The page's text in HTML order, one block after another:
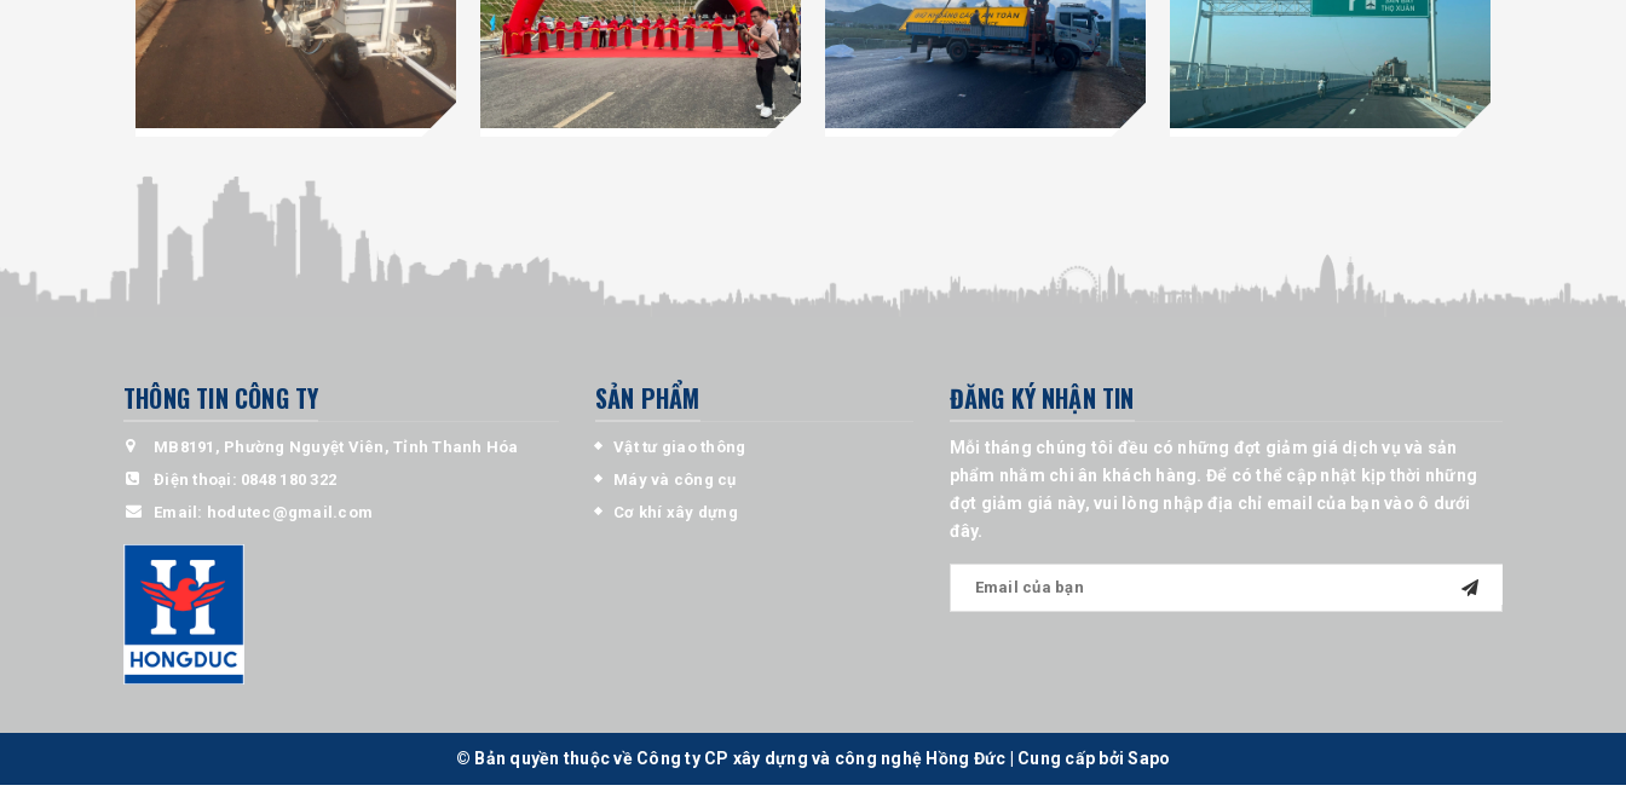
THÔNG TIN CÔNG TY
MB8191, Phường Nguyệt Viên, Tỉnh Thanh Hóa
Điện thoại: 0848 180 322
Email: hodutec@gmail.com
SẢN PHẨM
Vật tư giao thông
Máy và công cụ
Cơ khí xây dựng
ĐĂNG KÝ NHẬN TIN
Mỗi tháng chúng tôi đều có những đợt giảm giá dịch vụ và sản
phẩm nhằm chi ân khách hàng. Để có thể cập nhật kịp thời những
đợt giảm giá này, vui lòng nhập địa chỉ email của bạn vào ô dưới
đây.
© Bản quyền thuộc về Công ty CP xây dựng và công nghệ Hồng Đức Cung cấp bởiSapo